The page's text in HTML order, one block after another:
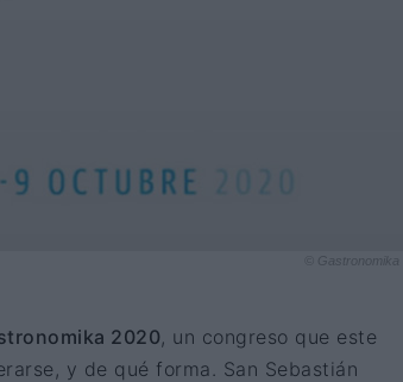
© Gastronomika
2020, un congreso que este
y de qué forma. San Sebastián